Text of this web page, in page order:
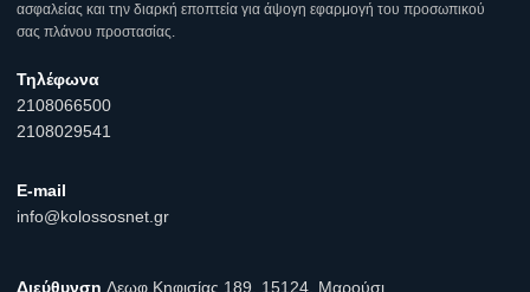
ασφαλείας και την διαρκή εποπτεία για άψογη εφαρμογή του προσωπικού
σας πλάνου προστασίας.
Τηλέφωνα
2108066500
2108029541
E-mail
info@kolossosnet.gr
Διεύθυνση Λεωφ.Κηφισίας 189, 15124, Μαρούσι